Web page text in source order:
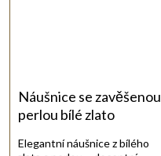
Náušnice se zavěšenou
perlou bílé zlato
Elegantní náušnice z bílého